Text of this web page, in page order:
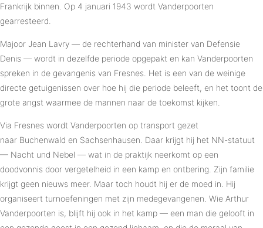
Frankrijk binnen. Op 4 januari 1943 wordt Vanderpoorten
gearresteerd.
Majoor Jean Lavry — de rechterhand van minister van Defensie
Denis — wordt in dezelfde periode opgepakt en kan Vanderpoorten
spreken in de gevangenis van Fresnes. Het is een van de weinige
directe getuigenissen over hoe hij die periode beleeft, en het toont de
grote angst waarmee de mannen naar de toekomst kijken.
Via Fresnes wordt Vanderpoorten op transport gezet
naar Buchenwald en Sachsenhausen. Daar krijgt hij het NN-statuut
— Nacht und Nebel — wat in de praktijk neerkomt op een
doodvonnis door vergetelheid in een kamp en ontbering. Zijn familie
krijgt geen nieuws meer. Maar toch houdt hij er de moed in. Hij
organiseert turnoefeningen met zijn medegevangenen. Wie Arthur
Vanderpoorten is, blijft hij ook in het kamp — een man die gelooft in